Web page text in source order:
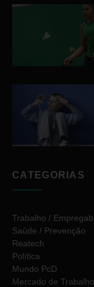
CATEGORIAS
Trabalho /
Saúde / Prevenção
Reatech
Política
Mundo PcD
Mercado de Trabalho